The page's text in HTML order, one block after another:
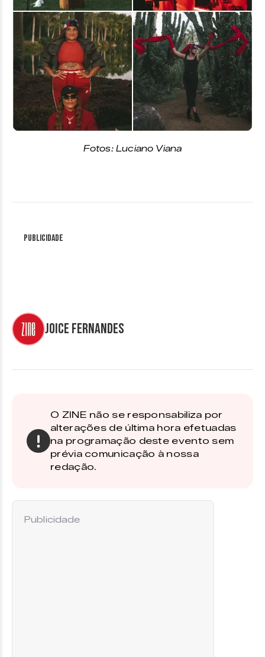
Fotos: Luciano Viana
Publicidade
Joice Fernandes
O ZINE não se responsabiliza por
alterações de última hora efetuadas
na programação deste evento sem
prévia comunicação à nossa
redação.
Publicidade